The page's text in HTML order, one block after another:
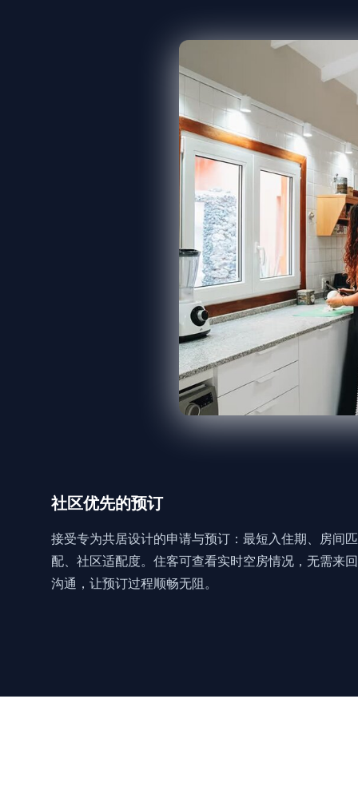
社区优先的预订
接受专为共居设计的申请与预订：最短入住期、房间匹
配、社区适配度。住客可查看实时空房情况，无需来回
沟通，让预订过程顺畅无阻。